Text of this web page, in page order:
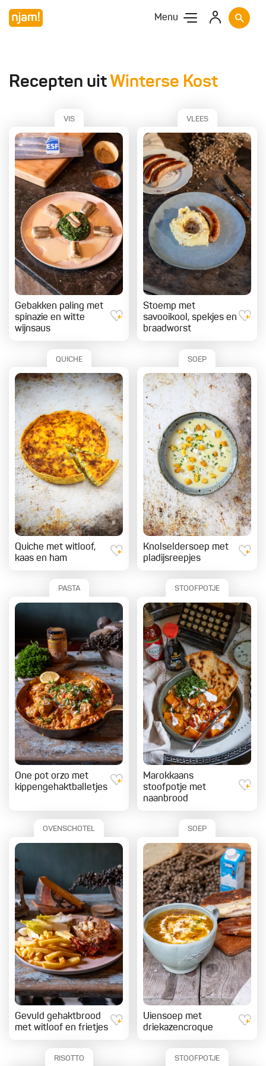
Menu
Recepten uit Winterse Kost
VIS
Gebakken paling met
spinazie en witte
wijnsaus
VLEES
Stoemp met
savooikool, spekjes en
braadworst
QUICHE
Quiche met witloof,
kaas en ham
SOEP
Knolseldersoep met
pladijsreepjes
PASTA
One pot orzo met
kippengehaktballetjes
STOOFPOTJE
Marokkaans
stoofpotje met
naanbrood
OVENSCHOTEL
Gevuld gehaktbrood
met witloof en frietjes
SOEP
Uiensoep met
driekazencroque
RISOTTO STOOFPOTJE